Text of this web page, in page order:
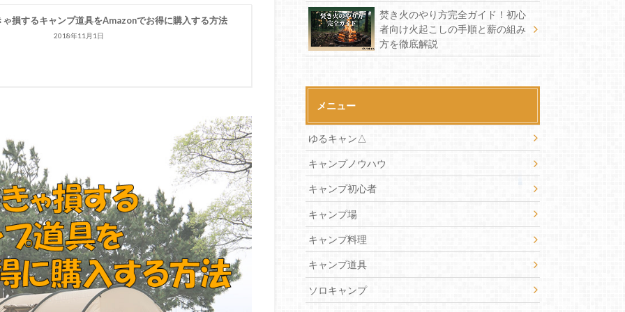
ゃ損するキャンプ道具をAmazonでお得に購入する方法
2018年11月1日
焚き火のやり方完全ガイド！初心
者向け火起こしの手順と薪の組み
方を徹底解説
メニュー
ゆるキャン△
キャンプノウハウ
キャンプ初心者
キャンプ場
キャンプ料理
キャンプ道具
ソロキャンプ